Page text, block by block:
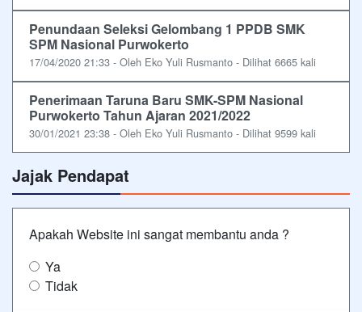
Penundaan Seleksi Gelombang 1 PPDB SMK
SPM Nasional Purwokerto
17/04/2020 21:33 - Oleh Eko Yuli Rusmanto - Dilihat 6665 kali
Penerimaan Taruna Baru SMK-SPM Nasional
Purwokerto Tahun Ajaran 2021/2022
30/01/2021 23:38 - Oleh Eko Yuli Rusmanto - Dilihat 9599 kali
Jajak Pendapat
Apakah Website ini sangat membantu anda ?
Ya
Tidak